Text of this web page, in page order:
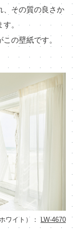
、その質の良さか
。
の壁紙です。
ワイト）：LW-4670